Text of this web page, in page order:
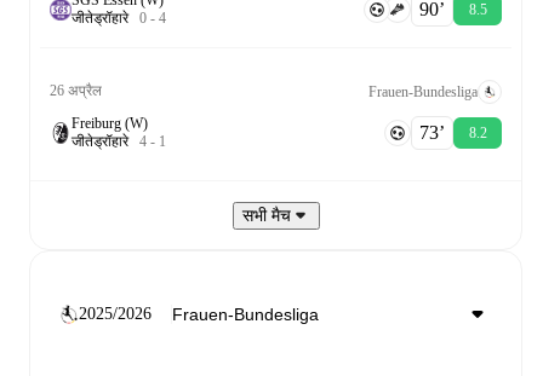
जीतेड्रॉहारे 0 - 4 90‎’‎ 8.5
26 अप्रैल
Frauen-Bundesliga
Freiburg (W)
जीतेड्रॉहारे 4 - 1 73‎’‎ 8.2
सभी मैच
2025/2026